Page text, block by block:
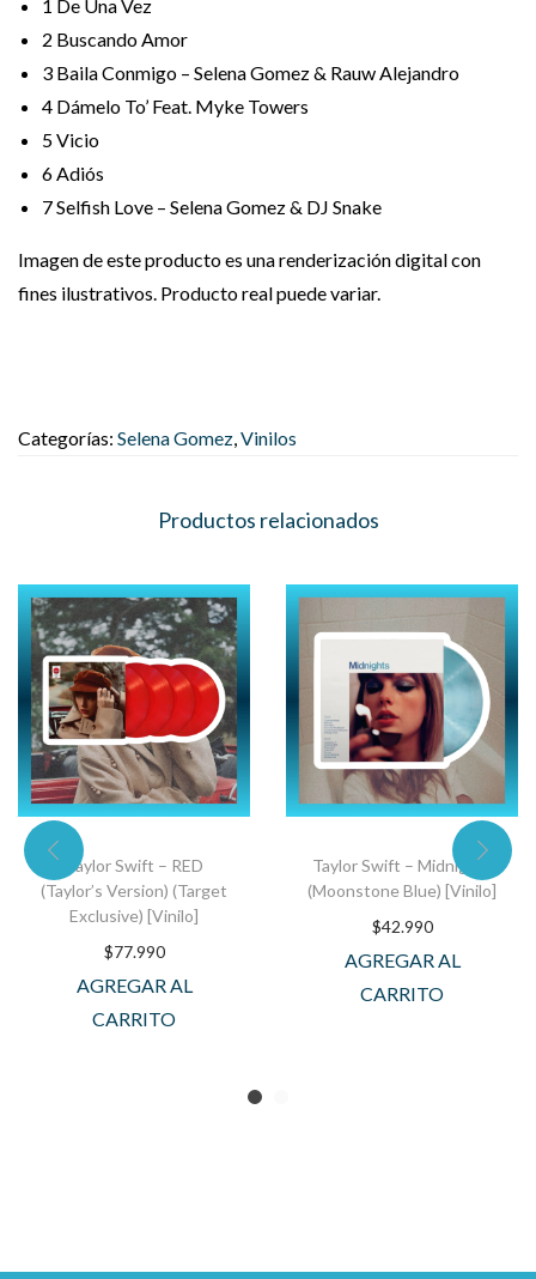
1 De Una Vez
2 Buscando Amor
3 Baila Conmigo – Selena Gomez & Rauw Alejandro
4 Dámelo To’ Feat. Myke Towers
5Vicio
6Adiós
7Selfish Love – Selena Gomez & DJ Snake
Imagen de este producto es una renderización digital con
fines ilustrativos. Producto real puede variar.
Categorías: Selena Gomez,Vinilos
Productos relacionados
Taylor Swift – RED
(Taylor’s Version) (Target
Exclusive) [Vinilo]
$77.990
AGREGAR AL
CARRITO
Taylor Swift – Midnights
(Moonstone Blue) [Vinilo]
$42.990
AGREGAR AL
CARRITO